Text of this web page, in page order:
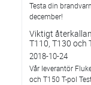
Testa din
december!
Viktigt
T110, T130 och
2018-10-24
Vår leverantör
och T150 T-pol